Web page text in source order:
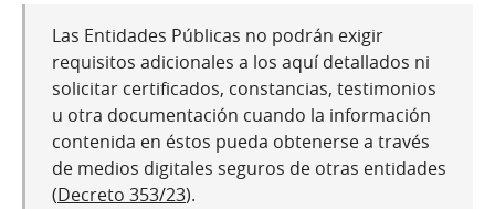
Las Entidades Públicas no podrán exigir
requisitos adicionales a los aquí detallados ni
solicitar certificados, constancias, testimonios
u otra documentación cuando la información
contenida en éstos pueda obtenerse a través
de medios digitales seguros de otras entidades
(Decreto 353/23).